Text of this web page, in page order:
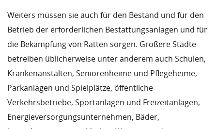
Weiters müssen sie auch für den Bestand und für den
Betrieb der erforderlichen Bestattungsanlagen und für
die Bekämpfung von Ratten sorgen. Größere Städte
betreiben üblicherweise unter anderem auch Schulen,
Krankenanstalten, Seniorenheime und Pflegeheime,
Parkanlagen und Spielplätze, öffentliche
Verkehrsbetriebe, Sportanlagen und Freizeitanlagen,
Energieversorgungsunternehmen, Bäder,